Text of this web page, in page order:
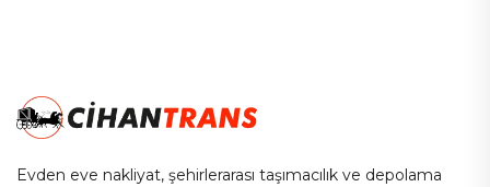
Evden eve nakliyat, şehirlerarası taşımacılık ve depolama